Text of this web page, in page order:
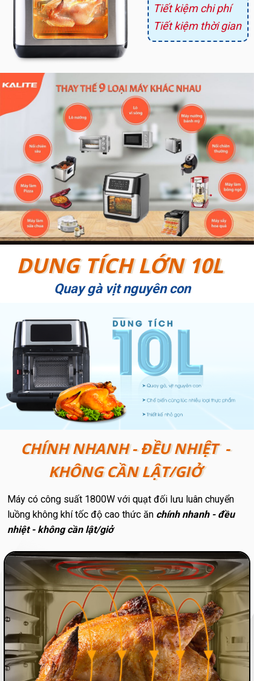
Tiết kiệm chi phí
Tiết kiệm thời gian
Quay gà vịt nguyên con
DUNG TÍCH LỚN 10L
Máy có công suất 1800W với quạt đối lưu luân chuyển
luồng không khí tốc độ cao thức ăn chính nhanh - đều
nhiệt - không cần lật/giở
CHÍNH NHANH - ĐỀU NHIỆT -
KHÔNG CẦN LẬT/GIỞ